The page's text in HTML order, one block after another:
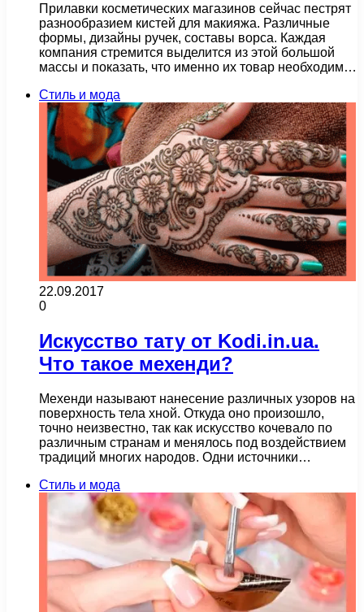
Прилавки косметических магазинов сейчас пестрят
разнообразием кистей для макияжа. Различные
формы, дизайны ручек, составы ворса. Каждая
компания стремится выделится из этой большой
массы и показать, что именно их товар необходим…
Стиль и мода
22.09.2017
0
Искусство тату от Kodi.in.ua.
Что такое мехенди?
Мехенди называют нанесение различных узоров на
поверхность тела хной. Откуда оно произошло,
точно неизвестно, так как искусство кочевало по
различным странам и менялось под воздействием
традиций многих народов. Одни источники…
Стиль и мода